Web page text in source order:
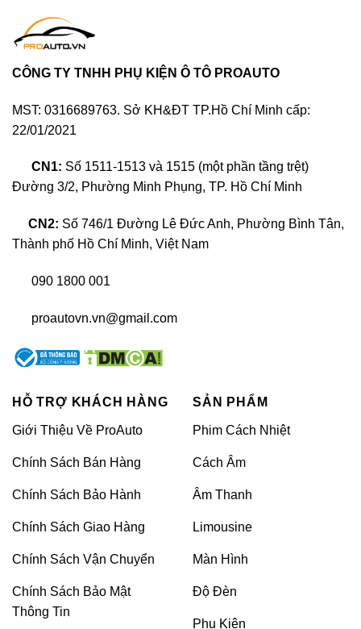
trị của chiếc xe theo thời gian. Bên cạnh đó, PPF còn
mang lại lợi ích sau:
Bảo vệ lớp sơn: Phim PPF tạo ra một lớp bảo vệ
các tác động từ môi trường như đá văng, bụi
bẩn, hay các chất hóa học.
Giữ độ bóng sáng: Phim PPF giúp duy trì độ
bóng sáng của lớp sơn, làm cho xe trông luôn
Kháng nước và dễ dàng vệ sinh: Lớp phim có
và bảo trì xe hơn, đồng thời chống lại sự bám
bụi và vết bẩn.
Bảo vệ màu sắc: Phim PPF có khả năng chống
tia UV, giúp ngăn ngừa sự phai màu của lớp
sơn do ánh nắng mặt trời và các yếu tố thời tiết
CÔNG TY TNHH PHỤ KIỆN Ô TÔ PROAUTO
MST: 0316689763. Sở KH&ĐT TP.Hồ Chí Minh cấp:
22/01/2021
CN1: Số 1511-1513 và 1515 (một phần tầng trệt)
Đường 3/2, Phường Minh Phụng, TP. Hồ Chí Minh
CN2: Số 746/1 Đường Lê Đức Anh, Phường Bình Tân,
Thành phố Hồ Chí Minh, Việt Nam
090 1800 001
proautovn.vn@gmail.com
HỖ TRỢ KHÁCH HÀNG
Giới Thiệu Về ProAuto
Chính Sách Bán Hàng
Chính Sách Bảo Hành
Chính Sách Giao Hàng
Chính Sách Vận Chuyển
Chính Sách Bảo Mật
Thông Tin
SẢN PHẨM
Phim Cách Nhiệt
Cách Âm
Âm Thanh
Limousine
Màn Hình
Độ Đèn
Phụ Kiện